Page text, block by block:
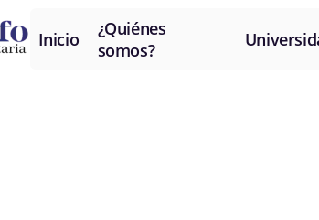
Inicio
¿Quiénes
somos?